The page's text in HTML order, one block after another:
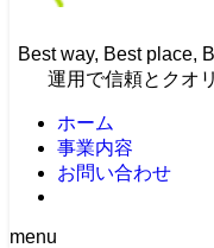
Best way, Best place,
運用で信頼とクオ
ホーム
事業内容
お問い合わせ
menu